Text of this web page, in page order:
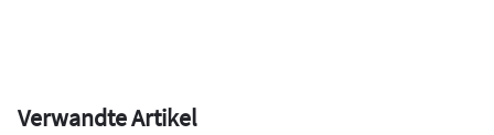
Verwandte Artikel